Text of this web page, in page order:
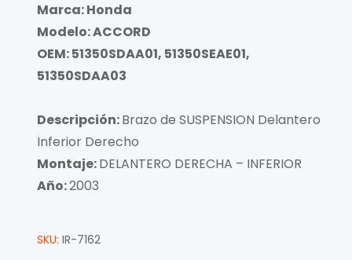
Marca: Honda
Modelo: ACCORD
OEM: 51350SDAA01, 51350SEAE01,
51350SDAA03
Descripción:Brazo de SUSPENSION Delantero
Inferior Derecho
Montaje:DELANTERO DERECHA – INFERIOR
Año:2003
SKU: IR-7162